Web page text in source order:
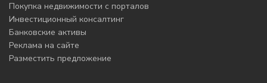
Покупка недвижимости с порталов
Инвестиционный консалтинг
Банковские активы
Реклама на сайте
Разместить предложение